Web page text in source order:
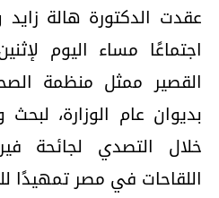
عقدت الدكتورة هالة
اجتماعًا مساء اليوم
القصير ممثل منظمة
بديوان عام الوزارة،
خلال التصدي لجائحة
اللقاحات في مصر تمهيدًا